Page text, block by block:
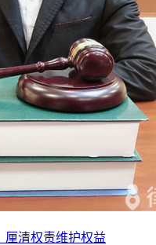
厘清权责维护权益